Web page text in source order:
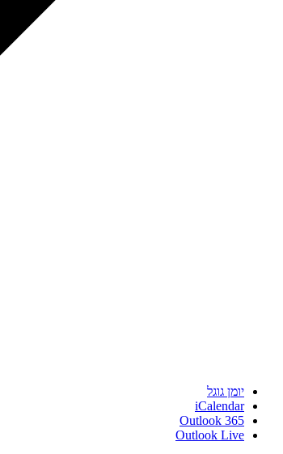
יומן גוגל
iCalendar
Outlook 365
Outlook Live